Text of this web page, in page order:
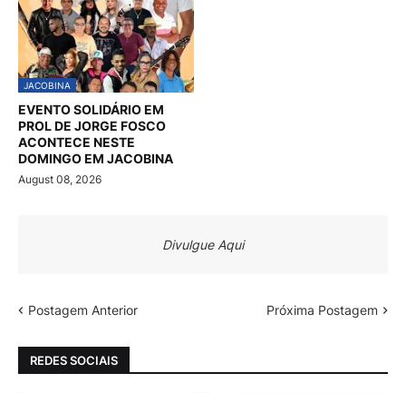
JACOBINA
EVENTO SOLIDÁRIO EM
PROL DE JORGE FOSCO
ACONTECE NESTE
DOMINGO EM JACOBINA
August 08, 2026
Divulgue Aqui
Postagem Anterior Próxima Postagem
REDES SOCIAIS